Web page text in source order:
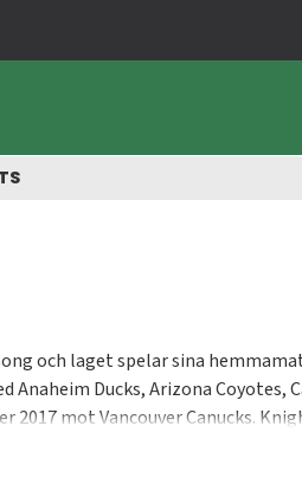
och laget spelar sina
Ducks, Arizona Coyotes,
2017 mot Vancouver Canucks.